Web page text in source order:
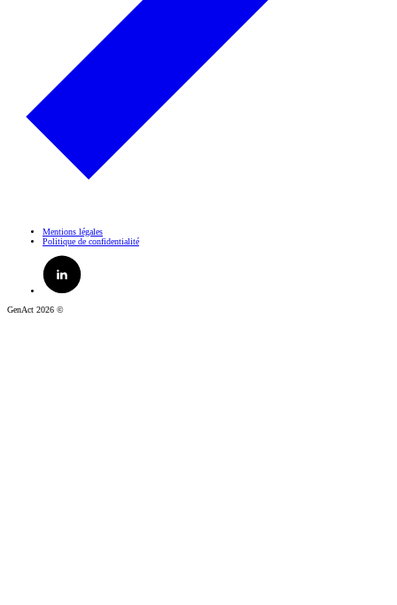
Mentions légales
Politique de confidentialité
GenAct 2026 ©